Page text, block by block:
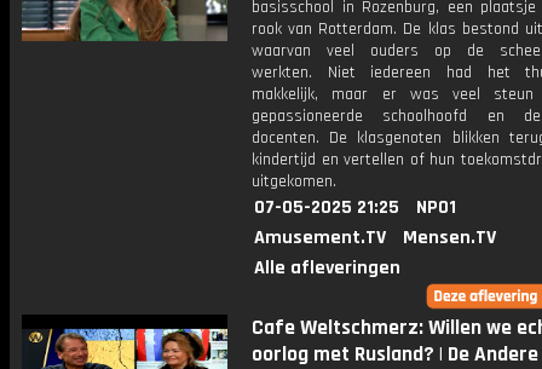
basisschool in Rozenburg, een
rook van Rotterdam. De klas bestond
waarvan veel ouders op de
werkten. Niet iedereen had het
makkelijk, maar er was veel
gepassioneerde schoolhoofd en
docenten. De klasgenoten blikken
kindertijd en vertellen of hun
uitgekomen.
07-05-2025 21:25
NPO1
Amusement.TV
Mensen.TV
Alle afleveringen
Cafe Weltschmerz: Willen we
oorlog met Rusland? | De